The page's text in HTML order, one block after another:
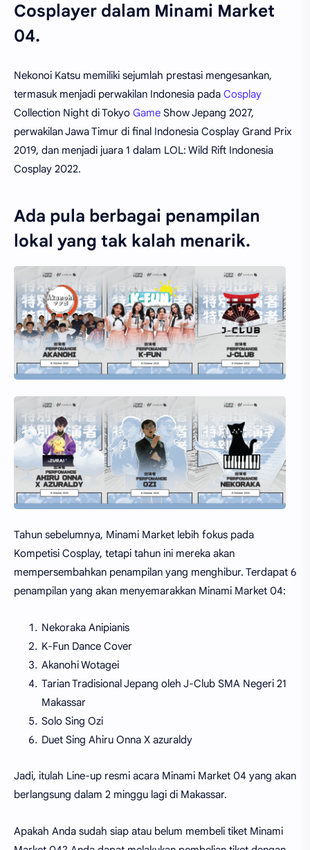
Cosplayer dalam Minami Market
04.
Nekonoi Katsu memiliki sejumlah prestasi mengesankan,
termasuk menjadi perwakilan Indonesia pada Cosplay
Collection Night di Tokyo Game Show Jepang 2027,
perwakilan Jawa Timur di final Indonesia Cosplay Grand Prix
2019, dan menjadi juara 1 dalam LOL: Wild Rift Indonesia
Cosplay 2022.
Ada pula berbagai penampilan
lokal yang tak kalah menarik.
Tahun sebelumnya, Minami Market lebih fokus pada
Kompetisi Cosplay, tetapi tahun ini mereka akan
mempersembahkan penampilan yang menghibur. Terdapat 6
penampilan yang akan menyemarakkan Minami Market 04:
Nekoraka Anipianis
K-Fun Dance Cover
Akanohi Wotagei
Tarian Tradisional Jepang oleh J-Club SMA Negeri 21
Makassar
Solo Sing Ozi
Duet Sing Ahiru Onna X azuraldy
Jadi, itulah Line-up resmi acara Minami Market 04 yang akan
berlangsung dalam 2 minggu lagi di Makassar.
Apakah Anda sudah siap atau belum membeli tiket Minami